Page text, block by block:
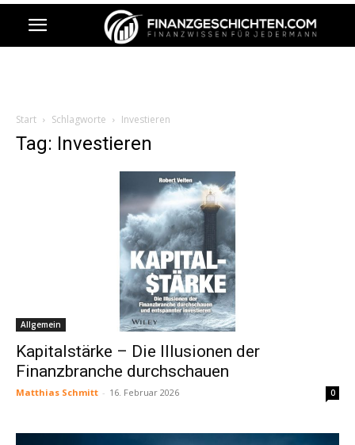
Start Schlagworte Investieren
Tag: Investieren
Allgemein
Kapitalstärke – Die Illusionen der
Finanzbranche durchschauen
Matthias Schmitt - 16. Februar 2026 0